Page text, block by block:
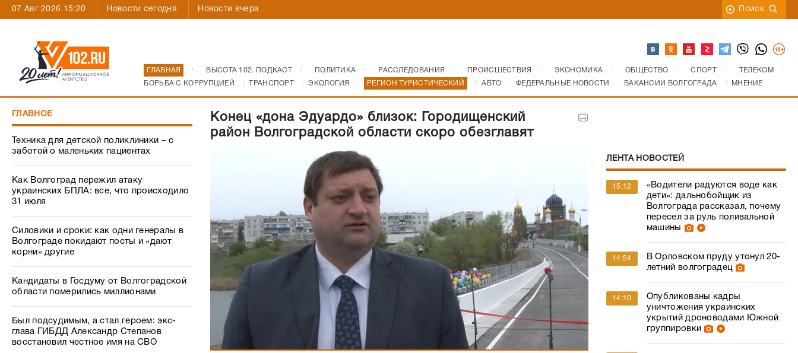
07 Авг 2026 15:20 Новости сегодня Новости вчера Поиск
ГЛАВНАЯ ВЫСОТА 102. ПОДКАСТ ПОЛИТИКА РАССЛЕДОВАНИЯ ПРОИСШЕСТВИЯ ЭКОНОМИКА ОБЩЕСТВО СПОРТ
ТЕЛЕКОМ
БОРЬБА С КОРРУПЦИЕЙ
ТРАНСПОРТ ЭКОЛОГИЯ РЕГИОН ТУРИСТИЧЕСКИЙ АВТО ФЕДЕРАЛЬНЫЕ НОВОСТИ ВАКАНСИИ ВОЛГОГРАДА МНЕНИЕ
ГЛАВНОЕ
Техника для детской поликлиники – с
заботой о маленьких пациентах
Как Волгоград пережил атаку
украинских БПЛА: все, что происходило
31 июля
Силовики и сроки: как одни генералы в
Волгограде покидают посты и «дают
корни» другие
Кандидаты в Госдуму от Волгоградской
области померились миллионами
Был подсудимым, а стал героем: экс-
глава ГИБДД Александр Степанов
восстановил честное имя на СВО
Конец «дона Эдуардо» близок: Городищенский
район Волгоградской области скоро обезглавят
ЛЕНТА НОВОСТЕЙ
15:12
«Водители радуются воде как
дети»: дальнобойщик из
Волгограда рассказал, почему
пересел за руль поливальной
машины
14:54
В Орловском пруду утонул 20-
летний волгоградец
14:10
Опубликованы кадры
уничтожения украинских
укрытий дроноводами Южной
группировки